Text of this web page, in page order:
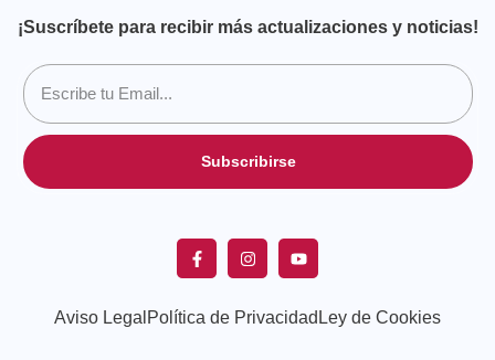
¡Suscríbete para recibir más actualizaciones y noticias!
Subscribirse
Aviso Legal Política de Privacidad Ley de Cookies